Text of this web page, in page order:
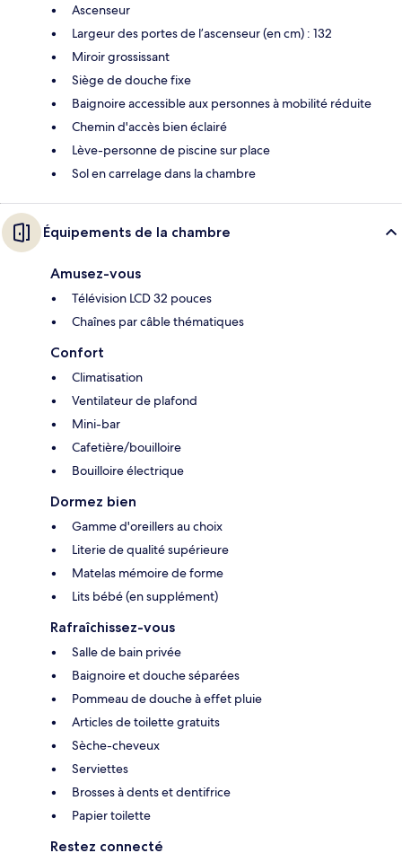
Ascenseur
Largeur des portes de l’ascenseur (en cm) : 132
Miroir grossissant
Siège de douche fixe
Baignoire accessible aux personnes à mobilité réduite
Chemin d'accès bien éclairé
Lève-personne de piscine sur place
Sol en carrelage dans la chambre
Équipements de la chambre
Amusez-vous
Télévision LCD 32 pouces
Chaînes par câble thématiques
Confort
Climatisation
Ventilateur de plafond
Mini-bar
Cafetière/bouilloire
Bouilloire électrique
Dormez bien
Gamme d'oreillers au choix
Literie de qualité supérieure
Matelas mémoire de forme
Lits bébé (en supplément)
Rafraîchissez-vous
Salle de bain privée
Baignoire et douche séparées
Pommeau de douche à effet pluie
Articles de toilette gratuits
Sèche-cheveux
Serviettes
Brosses à dents et dentifrice
Papier toilette
Restez connecté